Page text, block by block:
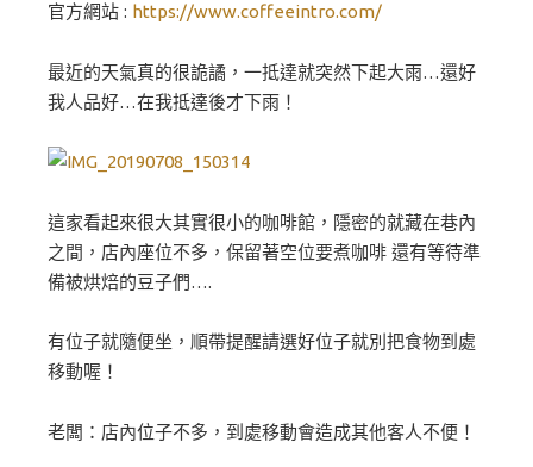
官方網站 : https://www.coffeeintro.com/
最近的天氣真的很詭譎，一抵達就突然下起大雨…還好
我人品好…在我抵達後才下雨！
這家看起來很大其實很小的咖啡館，隱密的就藏在巷內
之間，店內座位不多，保留著空位要煮咖啡 還有等待準
備被烘焙的豆子們….
有位子就隨便坐，順帶提醒請選好位子就別把食物到處
移動喔！
老闆：店內位子不多，到處移動會造成其他客人不便！